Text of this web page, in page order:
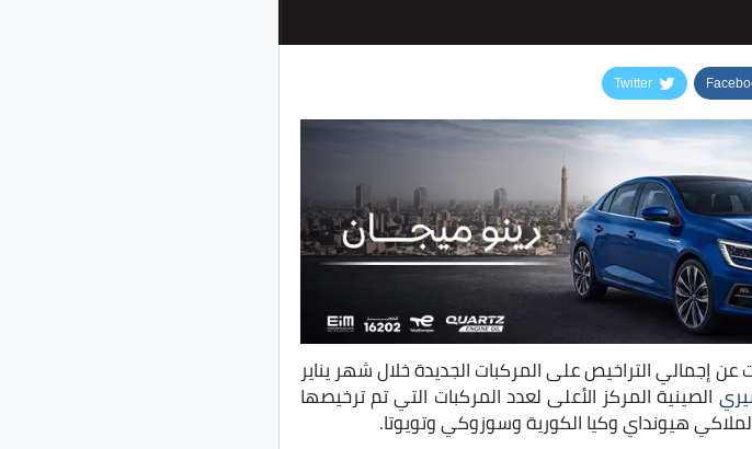
Twitter
عن إجمالي التراخيص على المركبات الجديدة خلال شهر يناير
الصينية المركز الأعلى لعدد المركبات التي تم ترخيصها
الملاكي هيونداي وكيا الكورية وسوزوكي وتويوتا.